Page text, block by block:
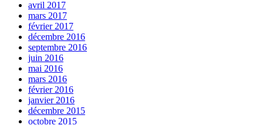
avril 2017
mars 2017
février 2017
décembre 2016
septembre 2016
juin 2016
mai 2016
mars 2016
février 2016
janvier 2016
décembre 2015
octobre 2015